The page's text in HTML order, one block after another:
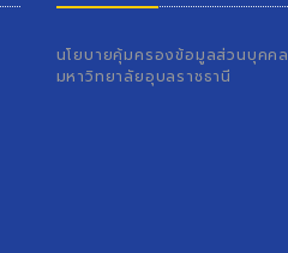
นโยบายคุ้มครองข้อมูลส่วนบุคคล
มหาวิทยาลัยอุบลราชธานี